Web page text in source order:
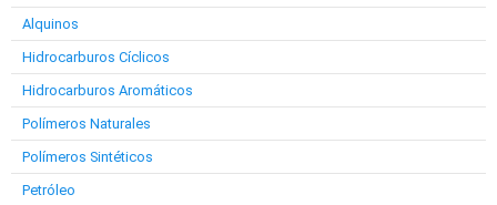
Alquinos
Hidrocarburos Cíclicos
Hidrocarburos Aromáticos
Polímeros Naturales
Polímeros Sintéticos
Petróleo